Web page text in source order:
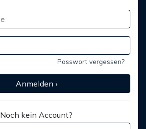
Passwort vergessen?
Anmelden ›
Noch kein Account?